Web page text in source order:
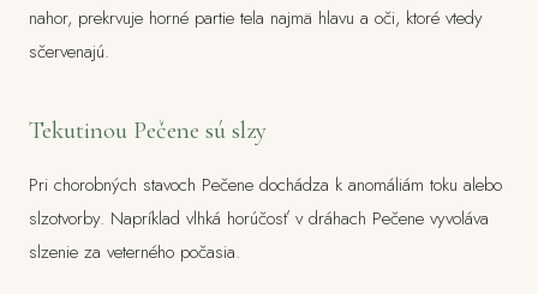
nahor, prekrvuje horné partie tela najmä hlavu a oči, ktoré vtedy
sčervenajú.
Tekutinou Pečene sú slzy
Pri chorobných stavoch Pečene dochádza k anomáliám toku alebo
slzotvorby. Napríklad vlhká horúčosť v dráhach Pečene vyvoláva
slzenie za veterného počasia.